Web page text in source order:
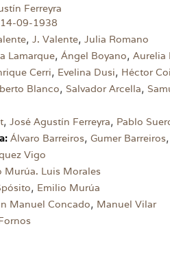
Ferreyra
14-09-1938
, J. Valente, Julia Romano
Lamarque, Ángel Boyano, Aurelia
Cerri, Evelina Dusi, Héctor
Blanco, Salvador Arcella,
, José Agustín Ferreyra, Pablo
Álvaro Barreiros, Gumer Barreiros,
Vigo
Murúa. Luis Morales
, Emilio Murúa
Manuel Concado, Manuel Vilar